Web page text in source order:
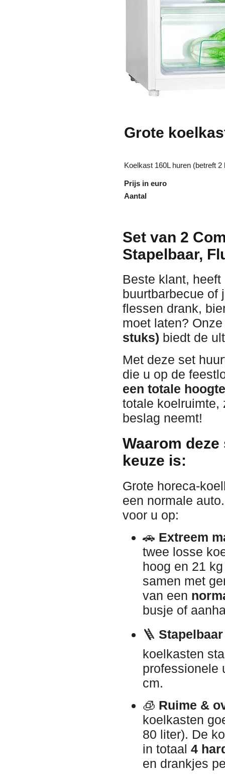
Grote
Koelkast 160L huren (betreft
Prijs in euro
Aantal
Set van 2
Stapelbaar,
Beste klant,
buurtbarbecue of
flessen drank,
moet laten?
stuks) biedt de
Met deze set
die u op de
een totale
totale koelruimte,
beslag neemt!
Waarom
keuze is:
Grote horeca-
een normale
voor u op:
🚗 Extreem
twee losse
hoog en 21
samen met
van een
busje of
🪜
koelkasten
professionele
cm.
🧊 Ruime &
koelkasten
80 liter). De
in totaal 4
en drankjes